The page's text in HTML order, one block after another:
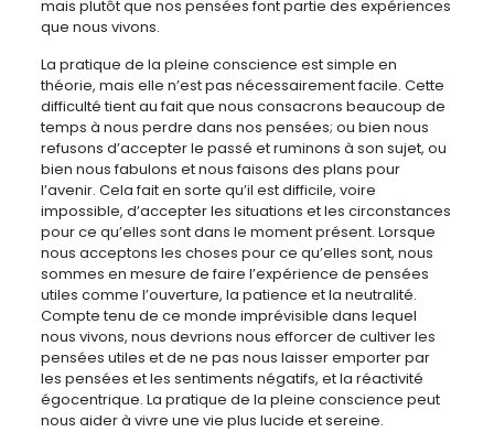
mais plutôt que nos pensées font partie des expériences
que nous vivons.
La pratique de la pleine conscience est simple en
théorie, mais elle n’est pas nécessairement facile. Cette
difficulté tient au fait que nous consacrons beaucoup de
temps à nous perdre dans nos pensées; ou bien nous
refusons d’accepter le passé et ruminons à son sujet, ou
bien nous fabulons et nous faisons des plans pour
l’avenir. Cela fait en sorte qu’il est difficile, voire
impossible, d’accepter les situations et les circonstances
pour ce qu’elles sont dans le moment présent. Lorsque
nous acceptons les choses pour ce qu’elles sont, nous
sommes en mesure de faire l’expérience de pensées
utiles comme l’ouverture, la patience et la neutralité.
Compte tenu de ce monde imprévisible dans lequel
nous vivons, nous devrions nous efforcer de cultiver les
pensées utiles et de ne pas nous laisser emporter par
les pensées et les sentiments négatifs, et la réactivité
égocentrique. La pratique de la pleine conscience peut
nous aider à vivre une vie plus lucide et sereine.